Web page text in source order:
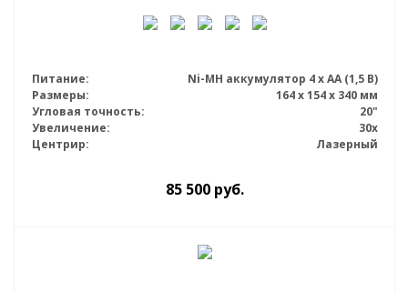
Питание:
Ni-MH аккумулятор 4 х АА (1,5 В)
Размеры:
164 x 154 x 340 мм
Угловая точность:
20"
Увеличение:
30x
Центрир:
Лазерный
85 500 руб.